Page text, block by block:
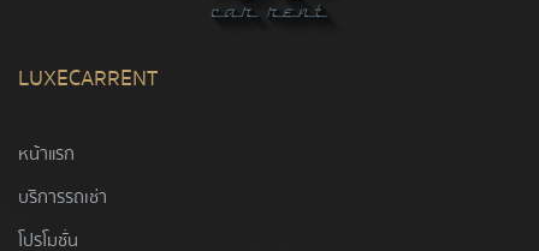
LUXECARRENT
หน้าแรก
บริการรถเช่า
โปรโมชั่น